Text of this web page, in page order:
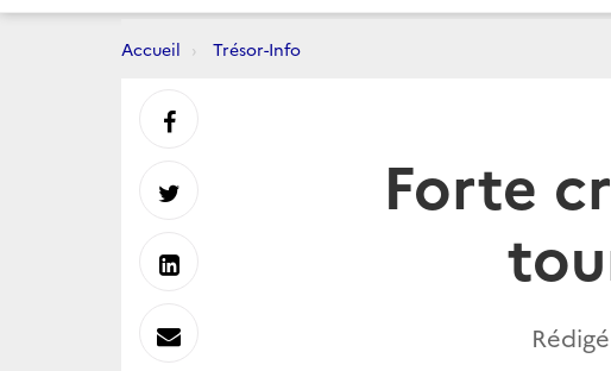
Accueil Trésor-Info
Forte
Partager
sur
Partager
sur
Partager
sur
Envoyer